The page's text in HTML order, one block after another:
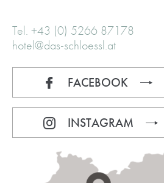
Tel. +43 (0) 5266 87178
hotel@das-schloessl.at
FACEBOOK
INSTAGRAM